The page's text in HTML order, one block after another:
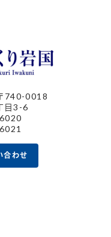
740-0018
目3-6
合わせ